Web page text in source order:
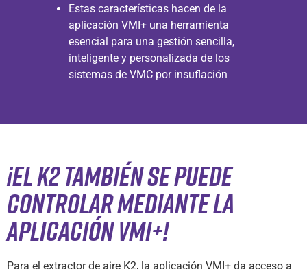
Estas características hacen de la
aplicación VMI+ una herramienta
esencial para una gestión sencilla,
inteligente y personalizada de los
sistemas de VMC por insuflación
¡EL K2 TAMBIÉN SE PUEDE
CONTROLAR MEDIANTE LA
APLICACIÓN VMI+!
Para el extractor de aire K2, la aplicación VMI+ da acceso a